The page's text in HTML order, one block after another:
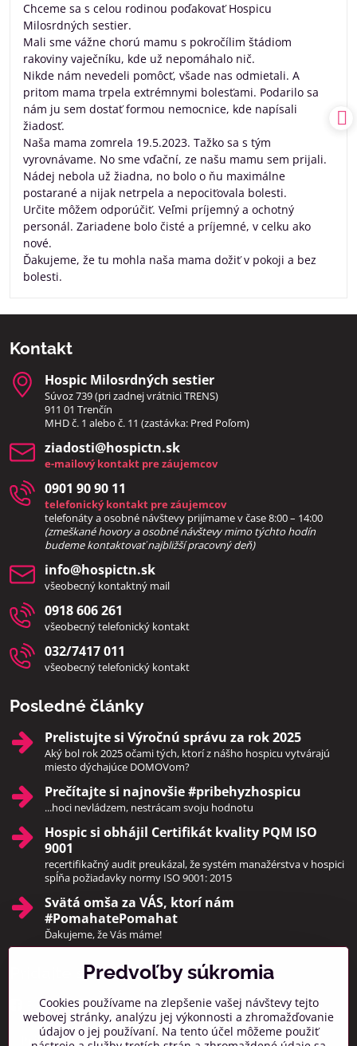
5
Chceme sa s celou rodinou poďakovať Hospicu
Milosrdných sestier.
Mali sme vážne chorú mamu s pokročílim štádiom
rakoviny vaječníku, kde už nepomáhalo nič.
Nikde nám nevedeli pomôcť, všade nas odmietali. A
pritom mama trpela extrémnymi bolesťami. Podarilo sa
nám ju sem dostať formou nemocnice, kde napísali
žiadosť.
Naša mama zomrela 19.5.2023. Tažko sa s tým
vyrovnávame. No sme vďační, ze našu mamu sem prijali.
Nádej nebola už žiadna, no bolo o ňu maximálne
postarané a nijak netrpela a nepociťovala bolesti.
Určite môžem odporúčiť. Veľmi príjemný a ochotný
personál. Zariadene bolo čisté a príjemné, v celku ako
nové.
Ďakujeme, že tu mohla naša mama dožiť v pokoji a bez
bolesti.
Kontakt
Hospic Milosrdných sestier
Súvoz 739 (pri zadnej vrátnici TRENS)
911 01 Trenčín
MHD č. 1 alebo č. 11 (zastávka: Pred Poľom)
ziadosti​@hospictn​.sk
e-mailový kontakt pre záujemcov
0901 90 90 11
telefonický kontakt pre záujemcov
telefonáty a osobné návštevy prijímame v čase 8:00 – 14:00
(zmeškané hovory a osobné návštevy mimo týchto hodín
budeme kontaktovať najbližší pracovný deň)
info​@hospictn​.sk
všeobecný kontaktný mail
0918 606 261
všeobecný telefonický kontakt
032/7417 011
všeobecný telefonický kontakt
Posledné články
Prelistujte si Výročnú správu za rok 2025
Aký bol rok 2025 očami tých, ktorí z nášho hospicu vytvárajú
miesto dýchajúce DOMOVom?
Prečítajte si najnovšie #pribehyzhospicu
...hoci nevládzem, nestrácam svoju hodnotu
Hospic si obhájil Certifikát kvality PQM ISO
9001
recertifikačný audit preukázal, že systém manažérstva v hospici
spĺňa požiadavky normy ISO 9001: 2015
Svätá omša za VÁS, ktorí nám
#PomahatePomahat
Ďakujeme, že Vás máme!
Pridajte sa k nám
Facebook Instagram
Prihlásiť na odber noviniek
Predvoľby súkromia
Cookies používame na zlepšenie vašej návštevy tejto
webovej stránky, analýzu jej výkonnosti a zhromažďovanie
údajov o jej používaní. Na tento účel môžeme použiť